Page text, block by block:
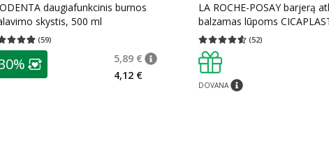
daugiafunkcinis burnos
skystis, 500 ml
(59)
įvertinimas 4.85
Lojalumo klubo narių nuolaida:
5,89 €
patarimas
Įprasta kaina: 5,89 €
4,12 €
LA ROCHE-POSAY barjerą
balzamas lūpoms
LEVRES, 7.5 ml
(52)
Vidutinis įvertinimas 4.54
DOVANApatarimas